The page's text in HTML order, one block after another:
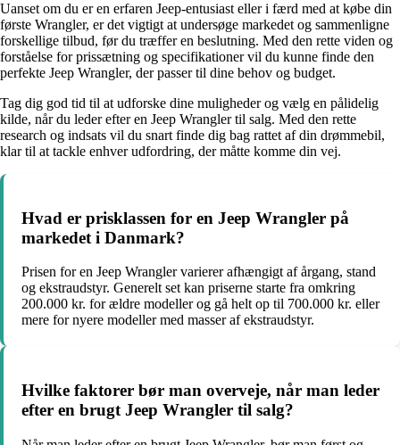
Uanset om du er en erfaren Jeep-entusiast eller i færd med at købe din
første Wrangler, er det vigtigt at undersøge markedet og sammenligne
forskellige tilbud, før du træffer en beslutning. Med den rette viden og
forståelse for prissætning og specifikationer vil du kunne finde den
perfekte Jeep Wrangler, der passer til dine behov og budget.
Tag dig god tid til at udforske dine muligheder og vælg en pålidelig
kilde, når du leder efter en Jeep Wrangler til salg. Med den rette
research og indsats vil du snart finde dig bag rattet af din drømmebil,
klar til at tackle enhver udfordring, der måtte komme din vej.
Hvad er prisklassen for en Jeep Wrangler på
markedet i Danmark?
Prisen for en Jeep Wrangler varierer afhængigt af årgang, stand
og ekstraudstyr. Generelt set kan priserne starte fra omkring
200.000 kr. for ældre modeller og gå helt op til 700.000 kr. eller
mere for nyere modeller med masser af ekstraudstyr.
Hvilke faktorer bør man overveje, når man leder
efter en brugt Jeep Wrangler til salg?